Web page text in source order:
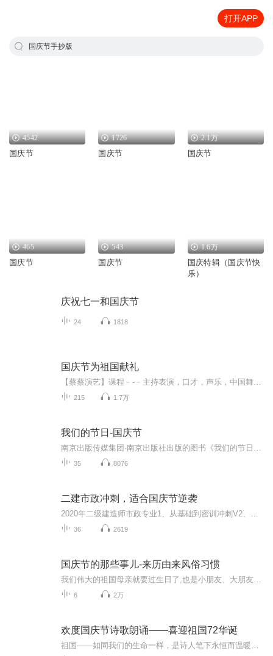
打开APP
国庆节手抄版
4542
国庆节
1726
国庆节
2.1万
国庆节
465
国庆节
543
国庆节
1.6万
国庆特辑（国庆节快
乐）
庆祝七一和国庆节
24 1818
国庆节为祖国献礼
215 1.7万
我们的节日-国庆节
35 8076
二建市政冲刺，适合国庆节逆袭
36 2619
国庆节的那些事儿-来历由来风俗习惯
6 2万
欢度国庆节诗歌朗诵——喜迎祖国72华诞